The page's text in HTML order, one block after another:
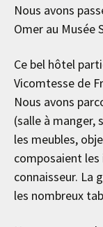
Nous avons
Omer au Musée
Ce bel hôtel
Vicomtesse de
Nous avons
(salle à manger,
les meubles,
composaient
connaisseur. La
les nombreux